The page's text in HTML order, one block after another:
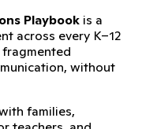
Playbook is a
across every K–12
without
families,